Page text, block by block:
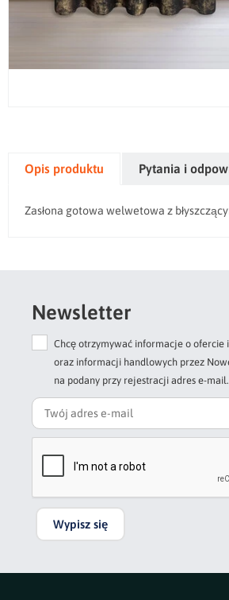
Opis produktu Pytania i
Zasłona gotowa welwetowa z
Newsletter
Chcę otrzymywać informacje o
oraz informacji handlowych przez
na podany przy rejestracji adres e-mail.
Wypisz się